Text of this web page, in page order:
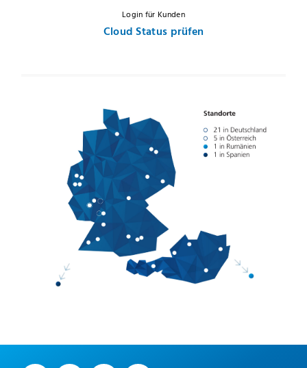
Login für Kunden
Cloud Status prüfen